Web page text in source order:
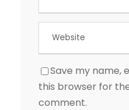
Save my name,
this browser for
comment.